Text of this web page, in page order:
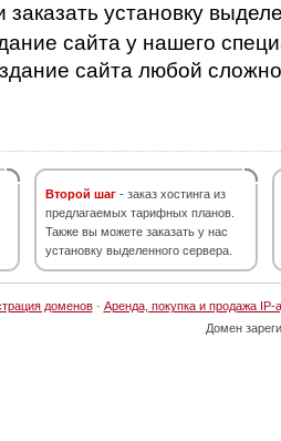
установку
сайта у нашего
сайта любой
Второй шаг - заказ хостинга из
предлагаемых тарифных планов.
Также вы можете заказать у нас
установку выделенного сервера.
доменов· Аренда, покупка и продажа IP-
Домен